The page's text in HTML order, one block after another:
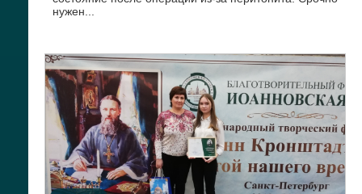
нужен...